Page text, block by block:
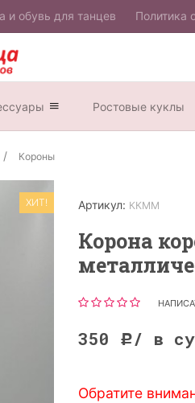
и обувь для танцев Политика
Ростовые куклы
Короны
Артикул: ККММ
Корона
350 Р / в
Обратите
ХИТ!